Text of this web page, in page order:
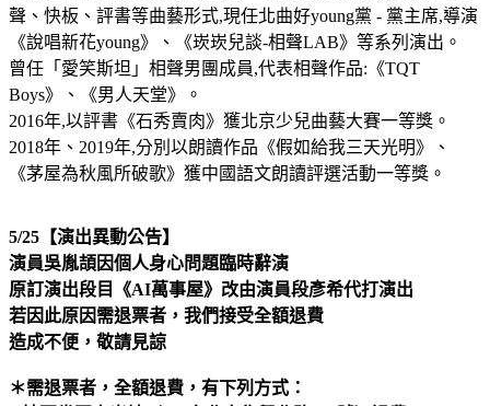
聲、快板、評書等曲藝形式,現任北曲好young黨 - 黨主席,導演
《說唱新花young》、《崁崁兒談-相聲LAB》等系列演出。
曾任「愛笑斯坦」相聲男團成員,代表相聲作品:《TQT
Boys》、《男人天堂》。
2016年,以評書《石秀賣肉》獲北京少兒曲藝大賽一等獎。
2018年、2019年,分別以朗讀作品《假如給我三天光明》、
《茅屋為秋風所破歌》獲中國語文朗讀評選活動一等獎。
5/25【演出異動公告】
演員吳胤頡因個人身心問題臨時辭演
原訂演出段目《AI萬事屋》改由演員段彥希代打演出
若因此原因需退票者，我們接受全額退費
造成不便，敬請見諒
＊需退票者，全額退費，有下列方式：